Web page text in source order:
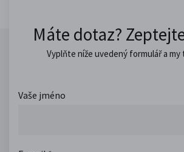
Máte dotaz?
Vyplňte níže uvedený formulář a my
Vaše jméno